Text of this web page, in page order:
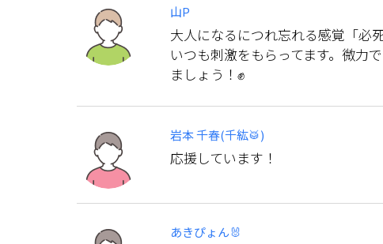
山P
大人になるにつれ忘れる感覚「必
いつも刺激をもらってます。微力
ましょう！✊
岩本 千春(千紘🥁)
応援しています！
あきぴょん🐰